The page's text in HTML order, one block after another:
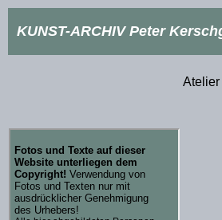
KUNST-ARCHIV Peter
Atelier